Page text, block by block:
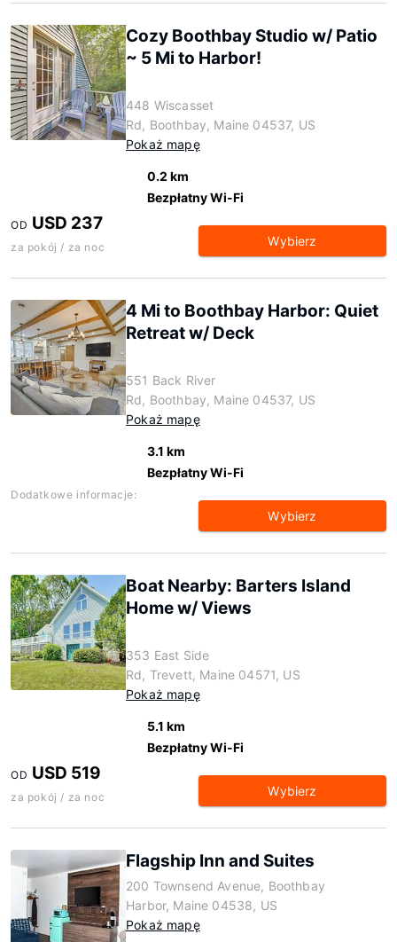
Cozy Boothbay Studio w/ Patio
~ 5 Mi to Harbor!
448 Wiscasset
Rd, Boothbay, Maine 04537, US
Pokaż mapę
0.2 km
Bezpłatny Wi-Fi
OD USD 237
za pokój / za noc Wybierz
4 Mi to Boothbay Harbor: Quiet
Retreat w/ Deck
551 Back River
Rd, Boothbay, Maine 04537, US
Pokaż mapę
3.1 km
Bezpłatny Wi-Fi
Dodatkowe informacje:
Wybierz
Boat Nearby: Barters Island
Home w/ Views
353 East Side
Rd, Trevett, Maine 04571, US
Pokaż mapę
5.1 km
Bezpłatny Wi-Fi
OD USD 519
za pokój / za noc Wybierz
Flagship Inn and Suites
200 Townsend Avenue, Boothbay
Harbor, Maine 04538, US
Pokaż mapę